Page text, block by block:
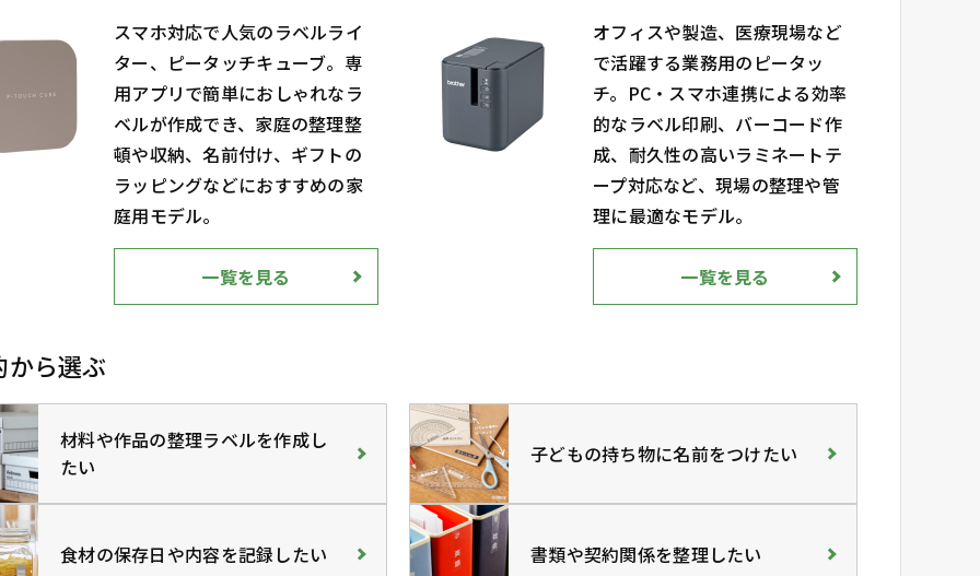
スマホ対応で人気のラベルライ
ター、ピータッチキューブ。専
用アプリで簡単におしゃれなラ
ベルが作成でき、家庭の整理整
頓や収納、名前付け、ギフトの
ラッピングなどにおすすめの家
庭用モデル。
一覧を見る
オフィスや製造、医療現場など
で活躍する業務用のピータッ
チ。PC・スマホ連携による効率
的なラベル印刷、バーコード作
成、耐久性の高いラミネートテ
ープ対応など、現場の整理や管
理に最適なモデル。
一覧を見る
から選ぶ
材料や作品の整理ラベルを作成し
たい
子どもの持ち物に名前をつけたい
食材の保存日や内容を記録したい 書類や契約関係を整理したい